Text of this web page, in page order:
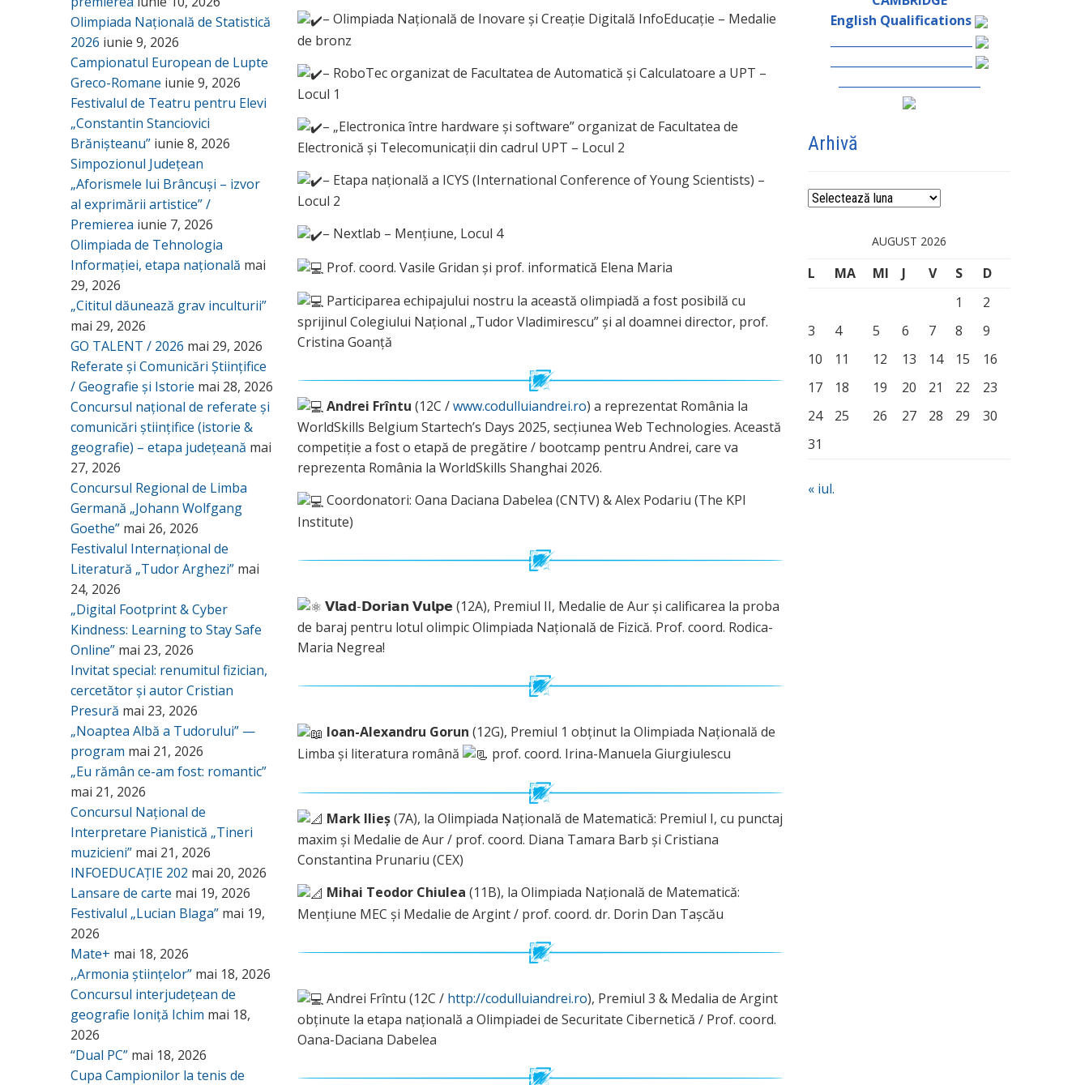
Olimpiada Națională de Statistică
2026 iunie 9, 2026
Campionatul European de Lupte
Greco-Romane iunie 9, 2026
Festivalul de Teatru pentru Elevi
„Constantin Stanciovici
Brănișteanu” iunie 8, 2026
Simpozionul Județean
„Aforismele lui Brâncuși – izvor
al exprimării artistice” /
Premierea iunie 7, 2026
Olimpiada de Tehnologia
Informației, etapa națională mai
29, 2026
„Cititul dăunează grav inculturii”
mai 29, 2026
GO TALENT / 2026 mai 29, 2026
Referate și Comunicări Științifice
/ Geografie și Istorie mai 28, 2026
Concursul național de referate și
comunicări științifice (istorie &
geografie) – etapa județeană mai
27, 2026
Concursul Regional de Limba
Germană „Johann Wolfgang
Goethe” mai 26, 2026
Festivalul Internațional de
Literatură „Tudor Arghezi” mai
24, 2026
„Digital Footprint & Cyber
Kindness: Learning to Stay Safe
Online” mai 23, 2026
Invitat special: renumitul fizician,
cercetător și autor Cristian
Presură mai 23, 2026
„Noaptea Albă a Tudorului” —
program mai 21, 2026
„Eu rămân ce-am fost: romantic”
mai 21, 2026
Concursul Național de
Interpretare Pianistică „Tineri
muzicieni” mai 21, 2026
INFOEDUCAȚIE 202 mai 20, 2026
Lansare de carte mai 19, 2026
Festivalul „Lucian Blaga” mai 19,
2026
Mate+ mai 18, 2026
,,Armonia științelor” mai 18, 2026
Concursul interjudețean de
geografie Ioniță Ichim mai 18,
2026
“Dual PC” mai 18, 2026
Cupa Campionilor la tenis de
– Olimpiada Națională de Inovare și Creație Digitală InfoEducație – Medalie
de bronz
– RoboTec organizat de Facultatea de Automatică și Calculatoare a UPT –
Locul 1
– „Electronica între hardware și software” organizat de Facultatea de
Electronică și Telecomunicații din cadrul UPT – Locul 2
– Etapa națională a ICYS (International Conference of Young Scientists) –
Locul 2
– Nextlab – Mențiune, Locul 4
Prof. coord. Vasile Gridan și prof. informatică Elena Maria
Participarea echipajului nostru la această olimpiadă a fost posibilă cu
sprijinul Colegiului Național „Tudor Vladimirescu” și al doamnei director, prof.
Cristina Goanță
Andrei Frîntu (12C /www.codulluiandrei.ro) a reprezentat România la
WorldSkills Belgium Startech’s Days 2025, secțiunea Web Technologies. Această
competiție a fost o etapă de pregătire / bootcamp pentru Andrei, care va
reprezenta România la WorldSkills Shanghai 2026.
Coordonatori: Oana Daciana Dabelea (CNTV) & Alex Podariu (The KPI
Institute)
𝗩𝗹𝗮𝗱-𝗗𝗼𝗿𝗶𝗮𝗻 𝗩𝘂𝗹𝗽𝗲 (12A), Premiul II, Medalie de Aur și calificarea la proba
de baraj pentru lotul olimpic Olimpiada Națională de Fizică. Prof. coord. Rodica-
Maria Negrea!
Ioan-Alexandru Gorun (12G), Premiul 1 obținut la Olimpiada Națională de
Limba și literatura română
prof. coord. Irina-Manuela Giurgiulescu
Mark Ilieș(7A), la Olimpiada Națională de Matematică: Premiul I, cu punctaj
maxim și Medalie de Aur / prof. coord. Diana Tamara Barb și Cristiana
Constantina Prunariu (CEX)
Mihai Teodor Chiulea (11B), la Olimpiada Națională de Matematică:
Mențiune MEC și Medalie de Argint / prof. coord. dr. Dorin Dan Tașcău
Andrei Frîntu (12C / http://codulluiandrei.ro), Premiul 3 & Medalia de Argint
obținute la etapa națională a Olimpiadei de Securitate Cibernetică / Prof. coord.
Oana-Daciana Dabelea
English Qualifications
Arhivă
Arhivă
AUGUST 2026
L MA MI J V S
D
1
2
3
4 5 6 7 8
9
10
11 12 13 14 15
16
17
18 19 20 21 22
23
24
25 26 27 28 29
30
31
« iul.